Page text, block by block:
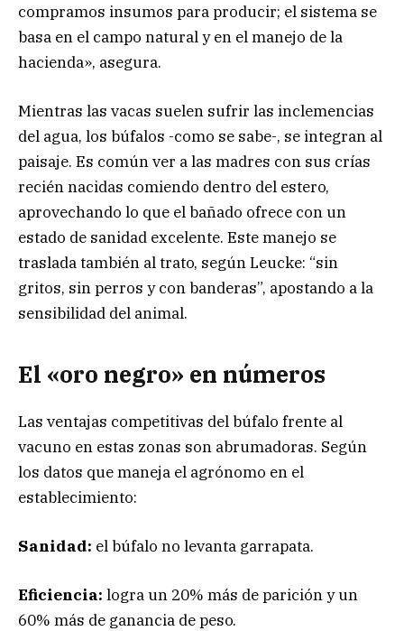
compramos insumos para producir; el sistema se
basa en el campo natural y en el manejo de la
hacienda», asegura.
Mientras las vacas suelen sufrir las inclemencias
del agua, los búfalos -como se sabe-, se integran al
paisaje. Es común ver a las madres con sus crías
recién nacidas comiendo dentro del estero,
aprovechando lo que el bañado ofrece con un
estado de sanidad excelente. Este manejo se
traslada también al trato, según Leucke: “sin
gritos, sin perros y con banderas”, apostando a la
sensibilidad del animal.
El «oro negro» en números
Las ventajas competitivas del búfalo frente al
vacuno en estas zonas son abrumadoras. Según
los datos que maneja el agrónomo en el
establecimiento:
Sanidad: el búfalo no levanta garrapata.
Eficiencia: logra un 20% más de parición y un
60% más de ganancia de peso.